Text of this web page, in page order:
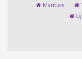
Maritiem